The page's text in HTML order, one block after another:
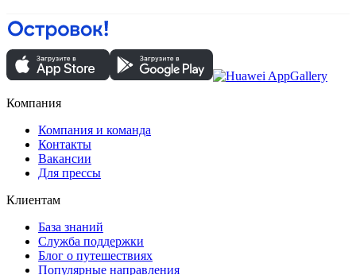
Компания
Компания и команда
Контакты
Вакансии
Для прессы
Клиентам
База знаний
Служба поддержки
Блог о путешествиях
Популярные направления